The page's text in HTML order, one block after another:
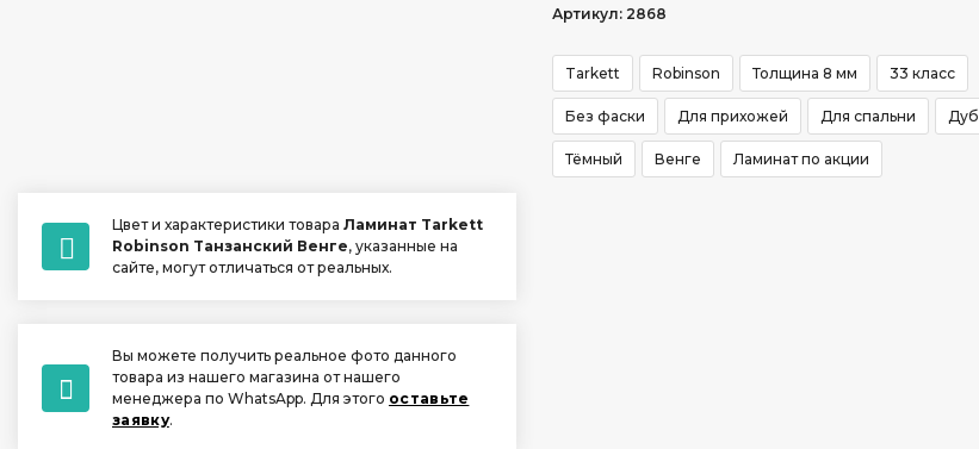
Цвет и характеристики товара Ламинат Tarkett
Robinson Tанзанский Венге, указанные на
сайте, могут отличаться от реальных.
Вы можете получить реальное фото данного
товара из нашего магазина от нашего
менеджера по WhatsApp. Для этого оставьте
заявку.
Артикул: 2868
Tarkett Robinson Толщина 8 мм 33 класс
Без фаски Для прихожей Для спальни Дуб
Тёмный Венге Ламинат по акции